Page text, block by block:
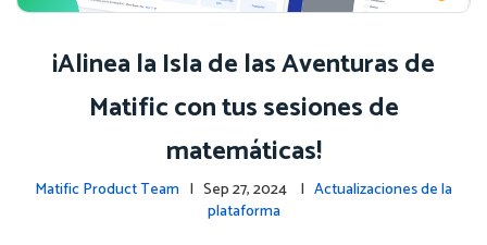
¡Alinea la Isla de las Aventuras de
Matific con tus sesiones de
matemáticas!
Matific Product Team | Sep 27, 2024 | Actualizaciones de la
plataforma